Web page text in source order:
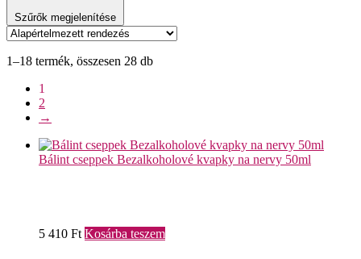
Szűrők megjelenítése
1–18 termék, összesen 28 db
1
2
→
Bálint cseppek Bezalkoholové kvapky na nervy 50ml
5 410 Ft Kosárba teszem